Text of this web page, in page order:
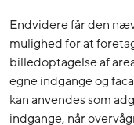
Endvidere får den
mulighed for at
billedoptagelse af
egne indgange og
kan anvendes som
indgange, når